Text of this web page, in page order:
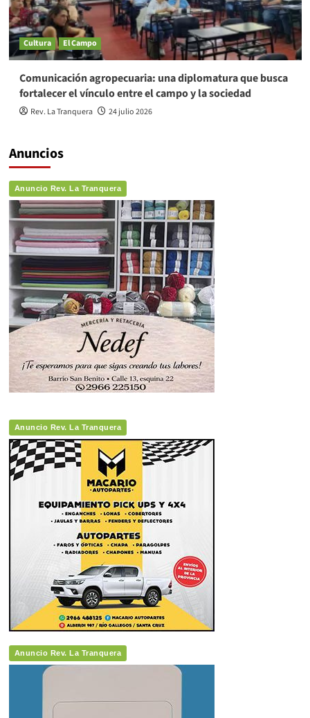
Cultura El Campo
Comunicación agropecuaria: una diplomatura que busca
fortalecer el vínculo entre el campo y la sociedad
Rev. La Tranquera 24 julio 2026
Anuncios
Anuncio Rev. La Tranquera
Anuncio Rev. La Tranquera
Anuncio Rev. La Tranquera